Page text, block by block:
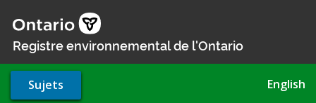
au
contenu
Registre environnemental de l'Ontario
Sujets English